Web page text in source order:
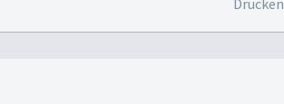
Drucken